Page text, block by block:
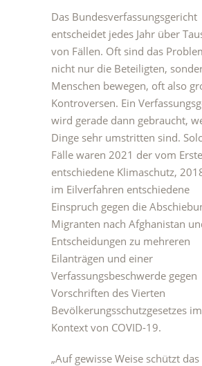
Das Bundesverfassungsgericht
entscheidet jedes Jahr über
von Fällen. Oft sind das
nicht nur die Beteiligten,
Menschen bewegen, oft also
Kontroversen. Ein
wird gerade dann gebraucht,
Dinge sehr umstritten sind.
Fälle waren 2021 der vom
entschiedene Klimaschutz,
im Eilverfahren entschiedene
Einspruch gegen die
Migranten nach Afghanistan
Entscheidungen zu mehreren
Eilanträgen und einer
Verfassungsbeschwerde gegen
Vorschriften des Vierten
Bevölkerungsschutzgesetzes im
Kontext von COVID-19.
„Auf gewisse Weise schützt